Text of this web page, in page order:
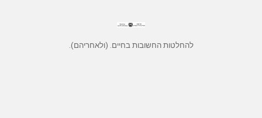
להחלטות החשובות בחיים. (ולאחריהם).